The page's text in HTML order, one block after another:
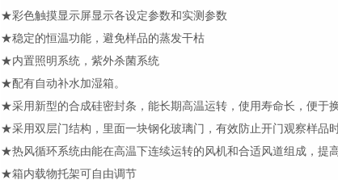
★彩色触摸显示屏显示各设定参数和实测参数
★稳定的恒温功能，避免样品的蒸发干枯
★内置照明系统，紫外杀菌系统
★配有自动补水加湿箱。
★采用新型的合成硅密封条，能长期高温运转，使用寿命长，便于换
★采用双层门结构，里面一块钢化玻璃门，有效防止开门观察样品时
★热风循环系统由能在高温下连续运转的风机和合适风道组成，提
★箱内载物托架可自由调节